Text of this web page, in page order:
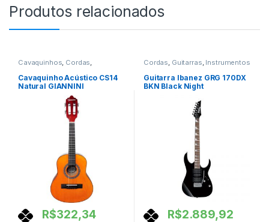
Produtos relacionados
Cavaquinhos, Cordas,
Cavaquinho Acústico CS14
Natural GIANNINI
R$322,34
Cordas, Guitarras, Instrumentos
Guitarra Ibanez GRG 170DX
BKN Black Night
R$2.889,92